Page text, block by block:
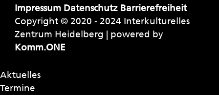
Impressum Datenschutz Barrierefreiheit
Copyright © 2020 - 2024 Interkulturelles
Zentrum Heidelberg | powered by
Komm.ONE
Aktuelles
Termine